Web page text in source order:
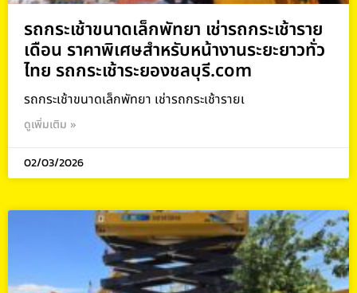
รถกระเช้าขนาดเล็กพัทยา เช่ารถกระเช้าราย
เดือน ราคาพิเศษสำหรับหน้างานระยะยาวทั่ว
ไทย รถกระเช้าระยองชลบุรี.com
รถกระเช้าขนาดเล็กพัทยา เช่ารถกระเช้ารายเ
ดูเพิ่มเติม »
02/03/2026